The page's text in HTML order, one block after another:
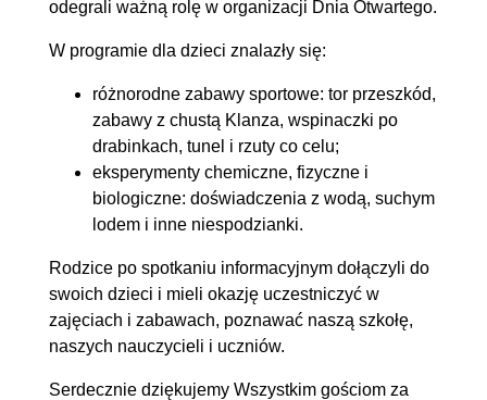
odegrali ważną rolę w organizacji Dnia Otwartego.
W programie dla dzieci znalazły się:
różnorodne zabawy sportowe: tor przeszkód,
zabawy z chustą Klanza, wspinaczki po
drabinkach, tunel i rzuty co celu;
eksperymenty chemiczne, fizyczne i
biologiczne: doświadczenia z wodą, suchym
lodem i inne niespodzianki.
Rodzice po spotkaniu informacyjnym dołączyli do
swoich dzieci i mieli okazję uczestniczyć w
zajęciach i zabawach, poznawać naszą szkołę,
naszych nauczycieli i uczniów.
Serdecznie dziękujemy Wszystkim gościom za